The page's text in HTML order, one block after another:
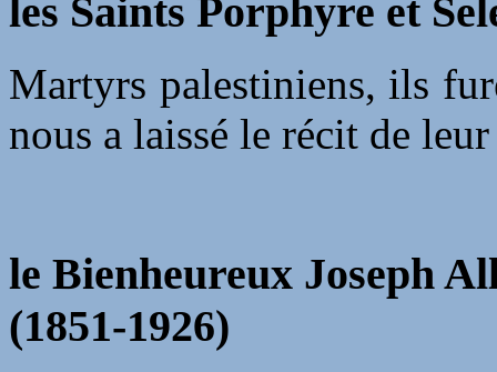
les Saints Porphyre et
Martyrs palestiniens, ils
nous a laissé le récit de
le Bienheureux Joseph
(1851-1926)